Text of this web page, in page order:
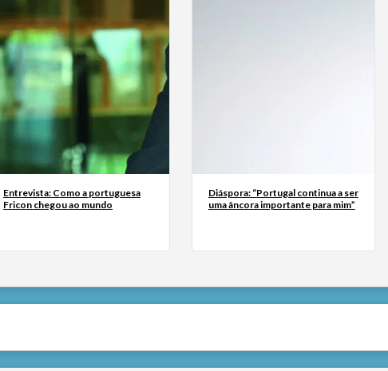
Entrevista: Como a portuguesa
Fricon chegou ao mundo
Diáspora: “Portugal continua a ser
uma âncora importante para mim”